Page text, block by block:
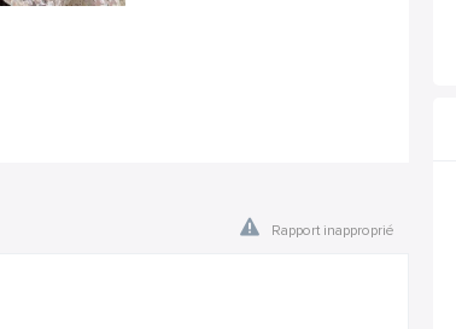
Rapport inapproprié